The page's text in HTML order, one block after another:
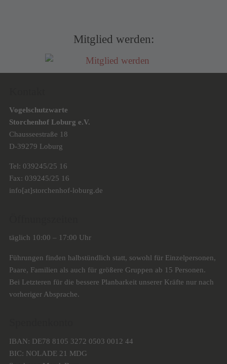
Mitglied werden:
Vogelschutzwarte
Storchenhof Loburg e.V.
Chausseestraße 18
D-39279 Loburg
Tel: 039245/25 16
Fax: 039245/25 16
info[at]storchenhof-loburg.de
täglich 10:00 – 17:00 Uhr
Führungen finden halbstündlich statt, sowohl für Einzelpersonen,
Paare, Familien als auch für größere Gruppen ab 15 Personen.
Bei Letzteren für die bessere Planbarkeit unserer Kräfte nur nach
vorheriger Absprache.
IBAN: DE78 8105 3272 0503 0012 44
BIC: NOLADE 21 MDG